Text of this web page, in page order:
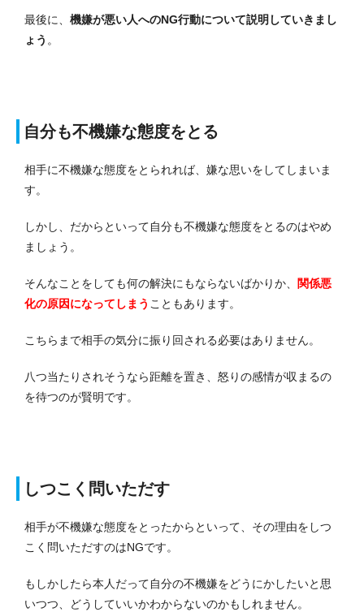
最後に、 機嫌が悪い人へのNG行動について説明していきまし
ょう 。
自分も不機嫌な態度をとる
相手に不機嫌な態度をとられれば、嫌な思いをしてしまいま
す。
しかし、だからといって自分も不機嫌な態度をとるのはやめ
ましょう。
そんなことをしても何の解決にもならないばかりか、
関係悪
化の原因になってしまう こともあります。
こちらまで相手の気分に振り回される必要はありません。
八つ当たりされそうなら距離を置き、怒りの感情が収まるの
を待つのが賢明です。
しつこく問いただす
相手が不機嫌な態度をとったからといって、その理由をしつ
こく問いただすのはNGです。
もしかしたら本人だって自分の不機嫌をどうにかしたいと思
いつつ、どうしていいかわからないのかもしれません。